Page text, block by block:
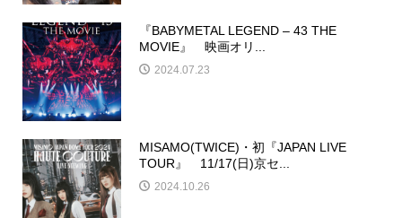
『BABYMETAL LEGEND – 43 THE
MOVIE』 映画オリ...
2024.07.23
MISAMO(TWICE)・初『JAPAN LIVE
TOUR』 11/17(日)京セ...
2024.10.26